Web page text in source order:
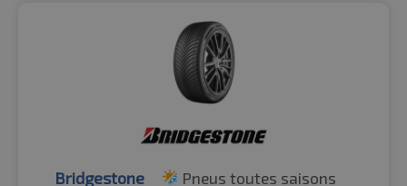
Bridgestone Pneus toutes saisons